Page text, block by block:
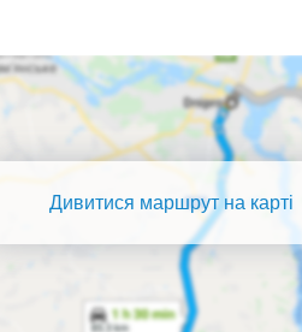
Дивитися маршрут на карті